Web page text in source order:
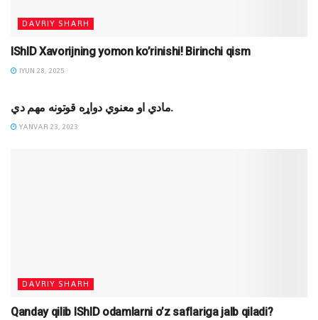
DAVRIY SHARH
IShID Xavorijning yomon ko’rinishi! Birinchi qism
IYUN 28, 2025
مادي او معنوي دواړه قوتونه مهم دي.
YANVAR 23, 2023
DAVRIY SHARH
Qanday qilib IShID odamlarni o’z saflariga jalb qiladi?